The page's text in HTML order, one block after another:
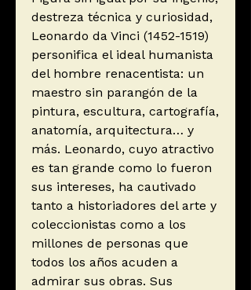
destreza técnica y curiosidad,
Leonardo da Vinci (1452-1519)
personifica el ideal humanista
del hombre renacentista: un
maestro sin parangón de la
pintura, escultura, cartografía,
anatomía, arquitectura… y
más. Leonardo, cuyo atractivo
es tan grande como lo fueron
sus intereses, ha cautivado
tanto a historiadores del arte y
coleccionistas como a los
millones de personas que
todos los años acuden a
admirar sus obras. Sus